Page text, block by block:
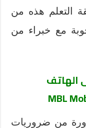
التعلم هذه من
مع خبراء من
الهاتف
من ضروريات